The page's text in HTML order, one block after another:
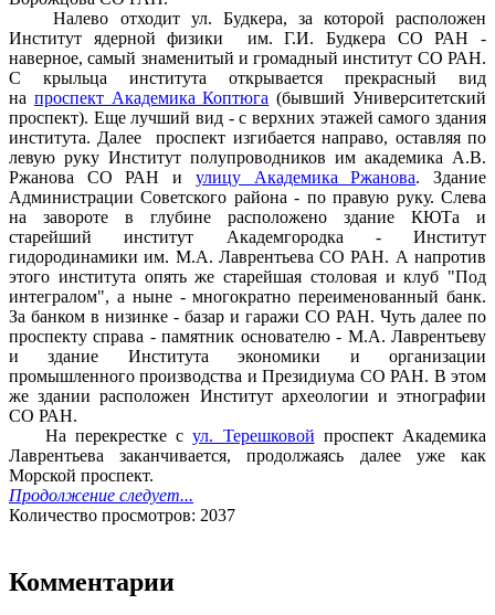
Налево отходит ул. Будкера, за которой расположен
Институт ядерной физики им. Г.И. Будкера СО РАН -
наверное, самый знаменитый и громадный институт СО РАН.
С крыльца института открывается прекрасный вид
на проспект Академика Коптюга (бывший Университетский
проспект). Еще лучший вид - с верхних этажей самого здания
института. Далее проспект изгибается направо, оставляя по
левую руку Институт полупроводников им академика А.В.
Ржанова СО РАН и улицу Академика Ржанова. Здание
Администрации Советского района - по правую руку. Слева
на завороте в глубине расположено здание КЮТа и
старейший институт Академгородка - Институт
гидородинамики им. М.А. Лаврентьева СО РАН. А напротив
этого института опять же старейшая столовая и клуб "Под
интегралом", а ныне - многократно переименованный банк.
За банком в низинке - базар и гаражи СО РАН. Чуть далее по
проспекту справа - памятник основателю - М.А. Лаврентьеву
и здание Института экономики и организации
промышленного производства и Президиума СО РАН. В этом
же здании расположен Институт археологии и этнографии
СО РАН.
На перекрестке сул. Терешковой проспект Академика
Лаврентьева заканчивается, продолжаясь далее уже как
Морской проспект.
Продолжение следует...
Количество просмотров: 2037
Комментарии